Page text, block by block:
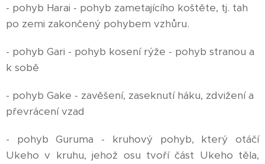
- pohyb Harai - pohyb zametajícího koštěte, tj. tah
po zemi zakončený pohybem vzhůru.
- pohyb Gari - pohyb kosení rýže - pohyb stranou a
k sobě
- pohyb Gake - zavěšení, zaseknutí háku, zdvižení a
převrácení vzad
- pohyb Guruma - kruhový pohyb, který otáčí
Ukeho v kruhu, jehož osu tvoří část Ukeho těla,